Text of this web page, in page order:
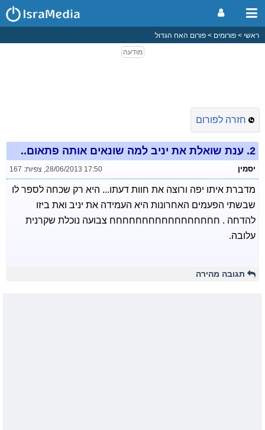
ראשי פורומים פורום האח הגדול
חזרה לפורום
2. ענת שואלת את יניב למה שונאים אותה פתאום..
יסמין 28/06/2013 17:50
, צפיות: 167
מדברת איתו יפה ורוצה את חוות דעתו... היא רק שכחה לספר לו
שבשתי הפעמים האחרונות היא העמידה את יניב ואת ביזו
להדחה . חחחחחחחחחחחחחחחחח צבועה נוכלת שקרנית
עלובה.
תגובה מהירה